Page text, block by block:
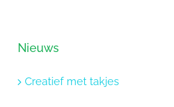
Nieuws
Creatief met takjes